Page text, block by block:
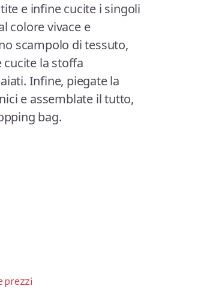
e infine cucite i singoli
colore vivace e
scampolo di tessuto,
la stoffa
Infine, piegate la
e assemblate il tutto,
bag.
prezzi